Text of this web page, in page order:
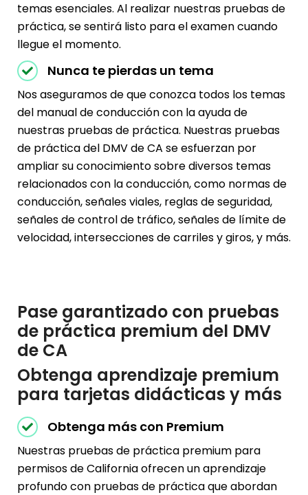
temas esenciales. Al realizar nuestras pruebas de
práctica, se sentirá listo para el examen cuando
llegue el momento.
Nunca te pierdas un tema
Nos aseguramos de que conozca todos los temas
del manual de conducción con la ayuda de
nuestras pruebas de práctica. Nuestras pruebas
de práctica del DMV de CA se esfuerzan por
ampliar su conocimiento sobre diversos temas
relacionados con la conducción, como normas de
conducción, señales viales, reglas de seguridad,
señales de control de tráfico, señales de límite de
velocidad, intersecciones de carriles y giros, y más.
Pase garantizado con pruebas
de práctica premium del DMV
de CA
Obtenga aprendizaje premium
para tarjetas didácticas y más
Obtenga más con Premium
Nuestras pruebas de práctica premium para
permisos de California ofrecen un aprendizaje
profundo con pruebas de práctica que abordan